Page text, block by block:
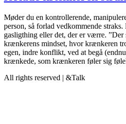
Møder du en kontrollerende,
person, så forlad vedkommende
gasligthing eller det, der er værre.
krænkerens mindset, hvor krænkeren
egen, indre konflikt, ved at begå
krænkede, som krænkeren føler sig
All rights reserved | &Talk